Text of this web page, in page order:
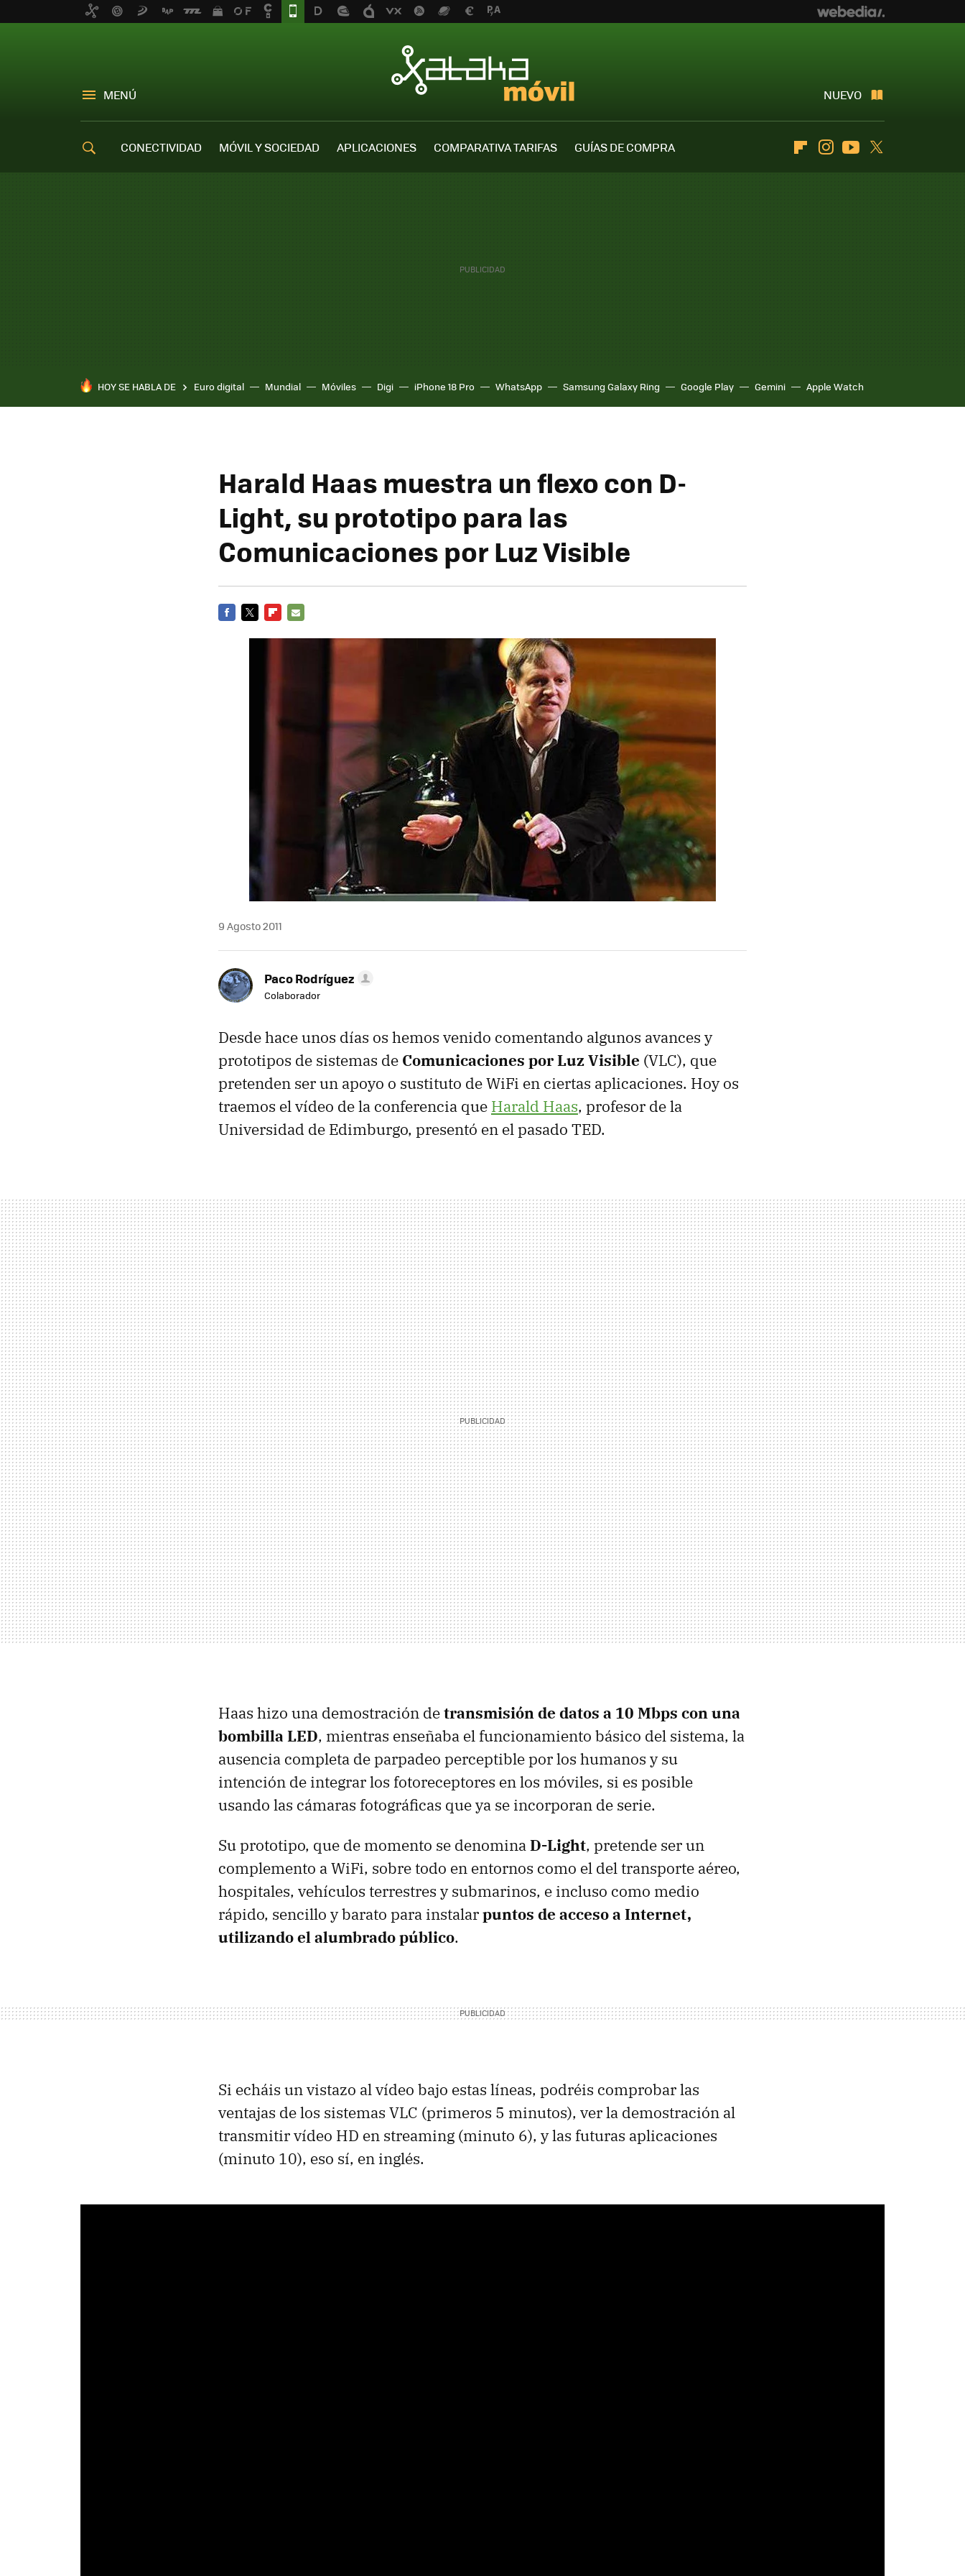
MENÚ NUEVO
CONECTIVIDAD MÓVIL Y SOCIEDAD APLICACIONES COMPARATIVA TARIFAS
GUÍAS DE COMPRA
FlipboardInstagramYoutube
HOY SE HABLA DE Euro digital Mundial Móviles Digi iPhone 18 Pro WhatsApp Samsung Galaxy Ring Google Play Gemini Apple Watch
Harald Haas muestra un flexo con D-
Light, su prototipo para las
Comunicaciones por Luz Visible
9 Agosto 2011
Paco Rodríguez
Colaborador
Desde hace unos días os hemos venido comentando algunos avances y
prototipos de sistemas de Comunicaciones por Luz Visible (VLC), que
pretenden ser un apoyo o sustituto de WiFi en ciertas aplicaciones. Hoy os
traemos el vídeo de la conferencia que Harald Haas, profesor de la
Universidad de Edimburgo, presentó en el pasado TED.
Haas hizo una demostración detransmisión de datos a 10 Mbps con una
bombilla LED, mientras enseñaba el funcionamiento básico del sistema, la
ausencia completa de parpadeo perceptible por los humanos y su
intención de integrar los fotoreceptores en los móviles, si es posible
usando las cámaras fotográficas que ya se incorporan de serie.
Su prototipo, que de momento se denominaD-Light, pretende ser un
complemento a WiFi, sobre todo en entornos como el del transporte aéreo,
hospitales, vehículos terrestres y submarinos, e incluso como medio
rápido, sencillo y barato para instalarpuntos de acceso a Internet,
utilizando el alumbrado público.
Si echáis un vistazo al vídeo bajo estas líneas, podréis comprobar las
ventajas de los sistemas VLC (primeros 5 minutos), ver la demostración al
transmitir vídeo HD en streaming (minuto 6), y las futuras aplicaciones
(minuto 10), eso sí, en inglés.